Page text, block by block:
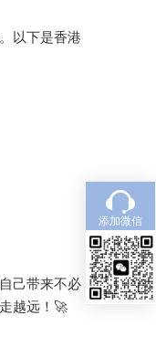
以下是香港
己带来不必
越远！🚀
添加微信